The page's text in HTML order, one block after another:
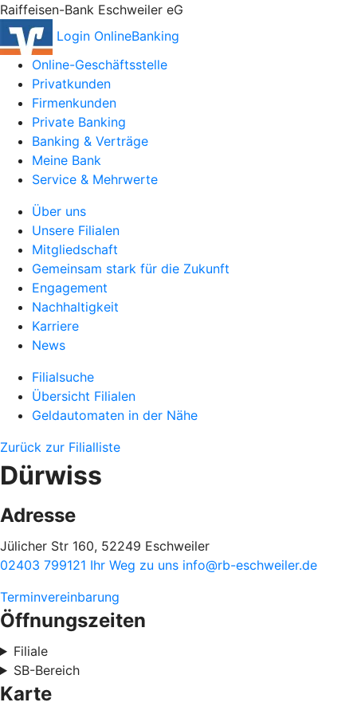
Raiffeisen-Bank Eschweiler eG
Login OnlineBanking
Online-Geschäftsstelle
Privatkunden
Firmenkunden
Private Banking
Banking & Verträge
Meine Bank
Service & Mehrwerte
Über uns
Unsere Filialen
Mitgliedschaft
Gemeinsam stark für die Zukunft
Engagement
Nachhaltigkeit
Karriere
News
Filialsuche
Übersicht Filialen
Geldautomaten in der Nähe
Zurück zur Filialliste
Dürwiss
Adresse
Jülicher Str 160, 52249 Eschweiler
02403 799121 Ihr Weg zu uns info@rb-eschweiler.de
Terminvereinbarung
Öffnungszeiten
Filiale
SB-Bereich
Karte